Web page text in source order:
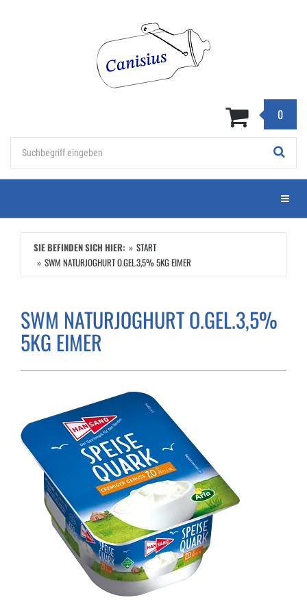
0
Menü
SIE BEFINDEN SICH HIER:
START
SWM NATURJOGHURT O.GEL.3,5% 5KG EIMER
SWM NATURJOGHURT O.GEL.3,5%
5KG EIMER